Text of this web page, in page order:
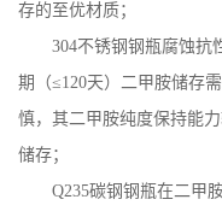
存的至优材质；
304不锈钢钢瓶腐蚀抗
期（≤120天）二甲胺储存
慎，其二甲胺纯度保持能
储存；
Q235碳钢钢瓶在二甲